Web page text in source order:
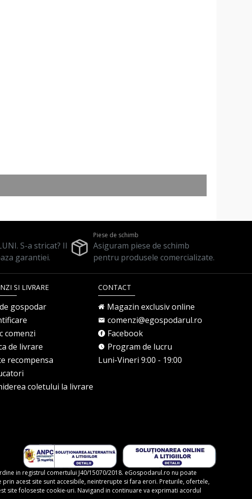
S-a stricat? Il
garantiei.
Piese de schimb
Asiguram piese de schimb
pentru produsele comercializate.
SI LIVRARE
gospodar
comenzi
de livrare
recompensa
coletului la livrare
CONTACT
Magazin exclusiv online
comenzi@egospodarul.ro
Facebook
Program de lucru
Luni-Vineri 9:00 - 19:00
in registrul comertului J40/15070/2018. eGospodarul.ro nu poate
acest site sunt accesibile, neintrerupte si fara erori. Preturile, ofertele,
site foloseste cookie-uri. Navigand in continuare va exprimati acordul